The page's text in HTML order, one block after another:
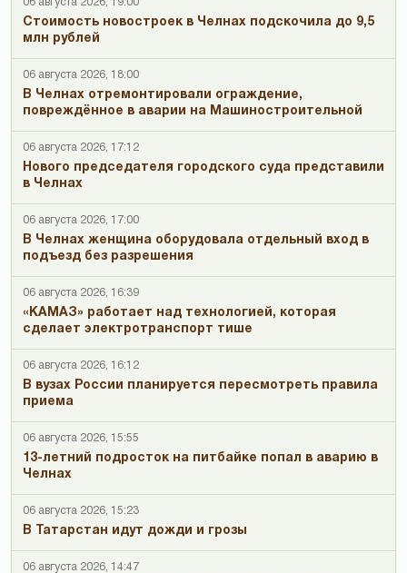
06 августа 2026, 19:00
Стоимость новостроек в Челнах подскочила до 9,5
млн рублей
06 августа 2026, 18:00
В Челнах отремонтировали ограждение,
повреждённое в аварии на Машиностроительной
06 августа 2026, 17:12
Нового председателя городского суда представили
в Челнах
06 августа 2026, 17:00
В Челнах женщина оборудовала отдельный вход в
подъезд без разрешения
06 августа 2026, 16:39
«КАМАЗ» работает над технологией, которая
сделает электротранспорт тише
06 августа 2026, 16:12
В вузах России планируется пересмотреть правила
приема
06 августа 2026, 15:55
13-летний подросток на питбайке попал в аварию в
Челнах
06 августа 2026, 15:23
В Татарстан идут дожди и грозы
06 августа 2026, 14:47